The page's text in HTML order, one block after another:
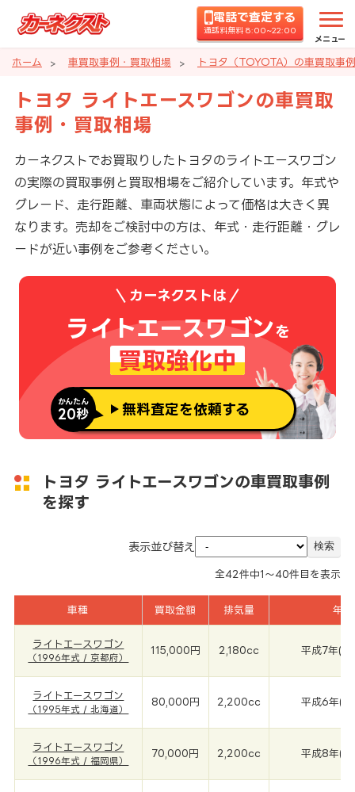
電話で査定する
通話料無料 8:00~22:00
メニュー
ホーム 車買取事例・買取相場 トヨタ（TOYOTA）の車買取事
トヨタ ライトエースワゴンの車買取
事例・買取相場
カーネクストでお買取りしたトヨタのライトエースワゴン
の実際の買取事例と買取相場をご紹介しています。年式や
グレード、走行距離、車両状態によって価格は大きく異
なります。売却をご検討中の方は、年式・走行距離・グレ
ードが近い事例をご参考ください。
カーネクストは
ライトエースワゴンを
買取強化中
かんたん
20秒 無料査定を依頼する
トヨタ ライトエースワゴンの車買取事例
を探す
表示並び替え
全42件中1～40件目を表示
車種 買取金額 排気量 年式
ライトエースワゴン
（1996年式 / 京都府）
115,000円 2,180cc 平成7年
ライトエースワゴン
（1995年式 / 北海道）
80,000円 2,200cc 平成6年
ライトエースワゴン
（1996年式 / 福岡県）
70,000円 2,200cc 平成8年